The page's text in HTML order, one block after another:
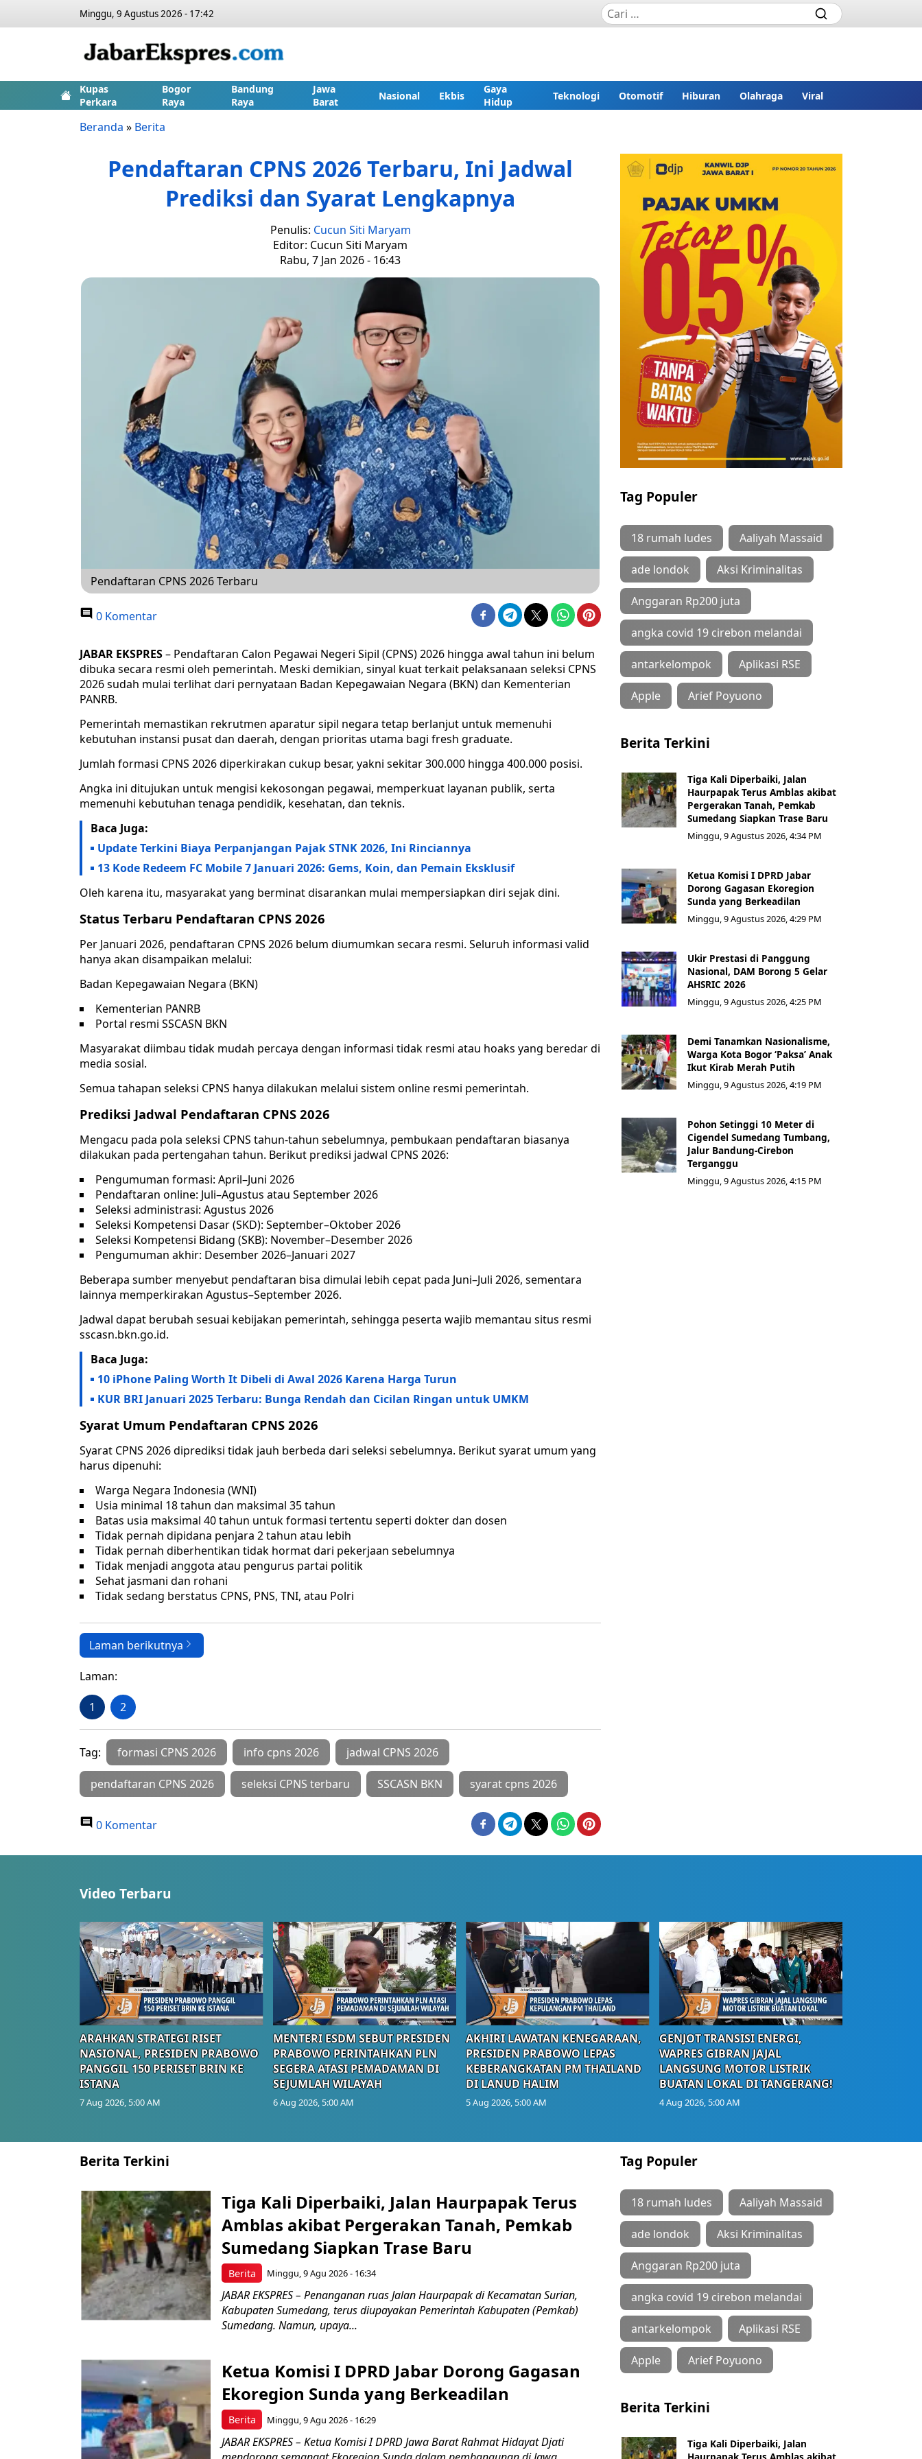
Minggu, 9 Agustus 2026 - 17:42
Kupas
Perkara
Bogor
Raya
Bandung
Raya
Jawa
Barat
Nasional Ekbis
Gaya
Hidup
Teknologi Otomotif Hiburan Olahraga Viral
Beranda » Berita
Pendaftaran CPNS 2026 Terbaru, Ini Jadwal
Prediksi dan Syarat Lengkapnya
Penulis: Cucun Siti Maryam
Editor: Cucun Siti Maryam
Rabu, 7 Jan 2026 - 16:43
Pendaftaran CPNS 2026 Terbaru
0 Komentar
JABAR EKSPRES– Pendaftaran Calon Pegawai Negeri Sipil (CPNS) 2026 hingga awal tahun ini belum
dibuka secara resmi oleh pemerintah. Meski demikian, sinyal kuat terkait pelaksanaan seleksi CPNS
2026 sudah mulai terlihat dari pernyataan Badan Kepegawaian Negara (BKN) dan Kementerian
PANRB.
Pemerintah memastikan rekrutmen aparatur sipil negara tetap berlanjut untuk memenuhi
kebutuhan instansi pusat dan daerah, dengan prioritas utama bagi fresh graduate.
Jumlah formasi CPNS 2026 diperkirakan cukup besar, yakni sekitar 300.000 hingga 400.000 posisi.
Angka ini ditujukan untuk mengisi kekosongan pegawai, memperkuat layanan publik, serta
memenuhi kebutuhan tenaga pendidik, kesehatan, dan teknis.
Baca Juga:
Update Terkini Biaya Perpanjangan Pajak STNK 2026, Ini Rinciannya
13 Kode Redeem FC Mobile 7 Januari 2026: Gems, Koin, dan Pemain Eksklusif
Oleh karena itu, masyarakat yang berminat disarankan mulai mempersiapkan diri sejak dini.
Status Terbaru Pendaftaran CPNS 2026
Per Januari 2026, pendaftaran CPNS 2026 belum diumumkan secara resmi. Seluruh informasi valid
hanya akan disampaikan melalui:
Badan Kepegawaian Negara (BKN)
Kementerian PANRB
Portal resmi SSCASN BKN
Masyarakat diimbau tidak mudah percaya dengan informasi tidak resmi atau hoaks yang beredar di
media sosial.
Semua tahapan seleksi CPNS hanya dilakukan melalui sistem online resmi pemerintah.
Prediksi Jadwal Pendaftaran CPNS 2026
Mengacu pada pola seleksi CPNS tahun-tahun sebelumnya, pembukaan pendaftaran biasanya
dilakukan pada pertengahan tahun. Berikut prediksi jadwal CPNS 2026:
Pengumuman formasi: April–Juni 2026
Pendaftaran online: Juli–Agustus atau September 2026
Seleksi administrasi: Agustus 2026
Seleksi Kompetensi Dasar (SKD): September–Oktober 2026
Seleksi Kompetensi Bidang (SKB): November–Desember 2026
Pengumuman akhir: Desember 2026–Januari 2027
Beberapa sumber menyebut pendaftaran bisa dimulai lebih cepat pada Juni–Juli 2026, sementara
lainnya memperkirakan Agustus–September 2026.
Jadwal dapat berubah sesuai kebijakan pemerintah, sehingga peserta wajib memantau situs resmi
sscasn.bkn.go.id.
Baca Juga:
10 iPhone Paling Worth It Dibeli di Awal 2026 Karena Harga Turun
KUR BRI Januari 2025 Terbaru: Bunga Rendah dan Cicilan Ringan untuk UMKM
Syarat Umum Pendaftaran CPNS 2026
Syarat CPNS 2026 diprediksi tidak jauh berbeda dari seleksi sebelumnya. Berikut syarat umum yang
harus dipenuhi:
Warga Negara Indonesia (WNI)
Usia minimal 18 tahun dan maksimal 35 tahun
Batas usia maksimal 40 tahun untuk formasi tertentu seperti dokter dan dosen
Tidak pernah dipidana penjara 2 tahun atau lebih
Tidak pernah diberhentikan tidak hormat dari pekerjaan sebelumnya
Tidak menjadi anggota atau pengurus partai politik
Sehat jasmani dan rohani
Tidak sedang berstatus CPNS, PNS, TNI, atau Polri
Laman berikutnya
Laman:
1 2
Tag: formasi CPNS 2026 info cpns 2026 jadwal CPNS 2026
pendaftaran CPNS 2026 seleksi CPNS terbaru SSCASN BKN syarat cpns 2026
0 Komentar
Tag Populer
18 rumah ludes Aaliyah Massaid
ade londok Aksi Kriminalitas
Anggaran Rp200 juta
angka covid 19 cirebon melandai
antarkelompok Aplikasi RSE
Apple Arief Poyuono
Berita Terkini
Tiga Kali Diperbaiki, Jalan
Haurpapak Terus Amblas akibat
Pergerakan Tanah, Pemkab
Sumedang Siapkan Trase Baru
Minggu, 9 Agustus 2026, 4:34 PM
Ketua Komisi I DPRD Jabar
Dorong Gagasan Ekoregion
Sunda yang Berkeadilan
Minggu, 9 Agustus 2026, 4:29 PM
Ukir Prestasi di Panggung
Nasional, DAM Borong 5 Gelar
AHSRIC 2026
Minggu, 9 Agustus 2026, 4:25 PM
Demi Tanamkan Nasionalisme,
Warga Kota Bogor ‘Paksa’ Anak
Ikut Kirab Merah Putih
Minggu, 9 Agustus 2026, 4:19 PM
Pohon Setinggi 10 Meter di
Cigendel Sumedang Tumbang,
Jalur Bandung-Cirebon
Terganggu
Minggu, 9 Agustus 2026, 4:15 PM
Video Terbaru
ARAHKAN STRATEGI RISET
NASIONAL, PRESIDEN PRABOWO
PANGGIL 150 PERISET BRIN KE
ISTANA
7 Aug 2026, 5:00 AM
MENTERI ESDM SEBUT PRESIDEN
PRABOWO PERINTAHKAN PLN
SEGERA ATASI PEMADAMAN DI
SEJUMLAH WILAYAH
6 Aug 2026, 5:00 AM
AKHIRI LAWATAN KENEGARAAN,
PRESIDEN PRABOWO LEPAS
KEBERANGKATAN PM THAILAND
DI LANUD HALIM
5 Aug 2026, 5:00 AM
GENJOT TRANSISI ENERGI,
WAPRES GIBRAN JAJAL
LANGSUNG MOTOR LISTRIK
BUATAN LOKAL DI TANGERANG!
4 Aug 2026, 5:00 AM
Berita Terkini
Berita
Tiga Kali Diperbaiki, Jalan Haurpapak Terus
Amblas akibat Pergerakan Tanah, Pemkab
Sumedang Siapkan Trase Baru
Minggu, 9 Agu 2026 - 16:34
JABAR EKSPRES – Penanganan ruas Jalan Haurpapak di Kecamatan Surian,
Kabupaten Sumedang, terus diupayakan Pemerintah Kabupaten (Pemkab)
Sumedang. Namun, upaya...
Berita
Ketua Komisi I DPRD Jabar Dorong Gagasan
Ekoregion Sunda yang Berkeadilan
Minggu, 9 Agu 2026 - 16:29
JABAR EKSPRES – Ketua Komisi I DPRD Jawa Barat Rahmat Hidayat Djati
Tag Populer
18 rumah ludes Aaliyah Massaid
ade londok Aksi Kriminalitas
Anggaran Rp200 juta
angka covid 19 cirebon melandai
antarkelompok Aplikasi RSE
Apple Arief Poyuono
Berita Terkini
Tiga Kali Diperbaiki, Jalan